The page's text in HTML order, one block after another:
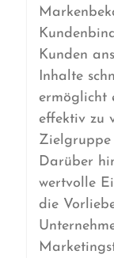
Kunden
Inhalte
ermöglicht
effektiv zu
Zielgruppe
Darüber
wertvolle
die